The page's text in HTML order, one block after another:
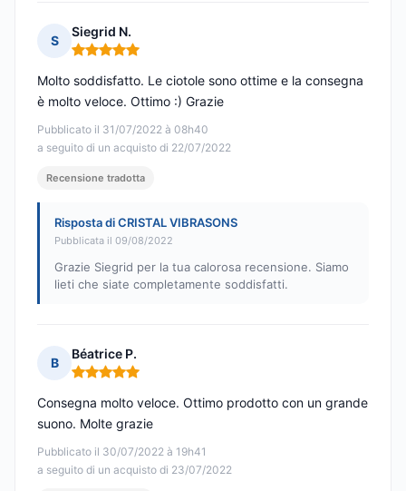
S
Siegrid N.
Nota: 5 su 5
Pubblicato il 31/07/2022 à 08h40
a seguito di un acquisto di 22/07/2022
Molto soddisfatto. Le ciotole sono ottime e la consegna
è molto veloce. Ottimo :) Grazie
Recensione tradotta
Risposta di CRISTAL VIBRASONS
Pubblicata il 09/08/2022
Grazie Siegrid per la tua calorosa recensione. Siamo
lieti che siate completamente soddisfatti.
B
Béatrice P.
Nota: 5 su 5
Pubblicato il 30/07/2022 à 19h41
a seguito di un acquisto di 23/07/2022
Consegna molto veloce. Ottimo prodotto con un grande
suono. Molte grazie